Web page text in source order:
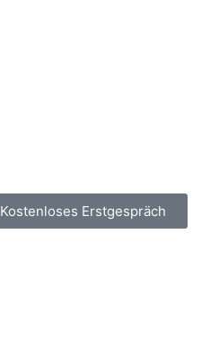
Kostenloses Erstgespräch